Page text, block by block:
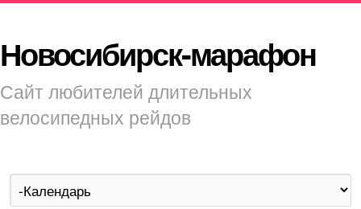
Новосибирск-марафон
Сайт любителей длительных
велосипедных рейдов